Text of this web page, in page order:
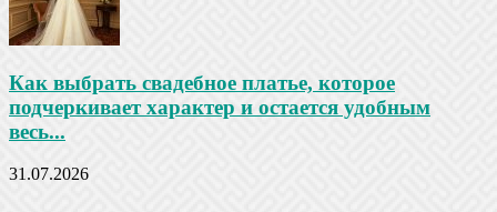
Как выбрать свадебное платье, которое
подчеркивает характер и остается удобным
весь...
31.07.2026